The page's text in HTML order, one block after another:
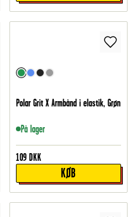
Polar Grit X Armbånd i elastik, Grøn
På lager
109 DKK
KØB